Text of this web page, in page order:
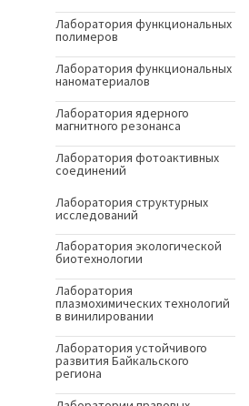
Лаборатория функциональных
полимеров
Лаборатория функциональных
наноматериалов
Лаборатория ядерного
магнитного резонанса
Лаборатория фотоактивных
соединений
Лаборатория структурных
исследований
Лаборатория экологической
биотехнологии
Лаборатория
плазмохимических технологий
в винилировании
Лаборатория устойчивого
развития Байкальского
региона